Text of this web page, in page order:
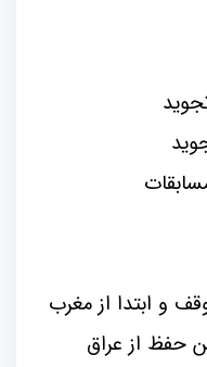
و ابتدا از مغرب
حفظ از عراق